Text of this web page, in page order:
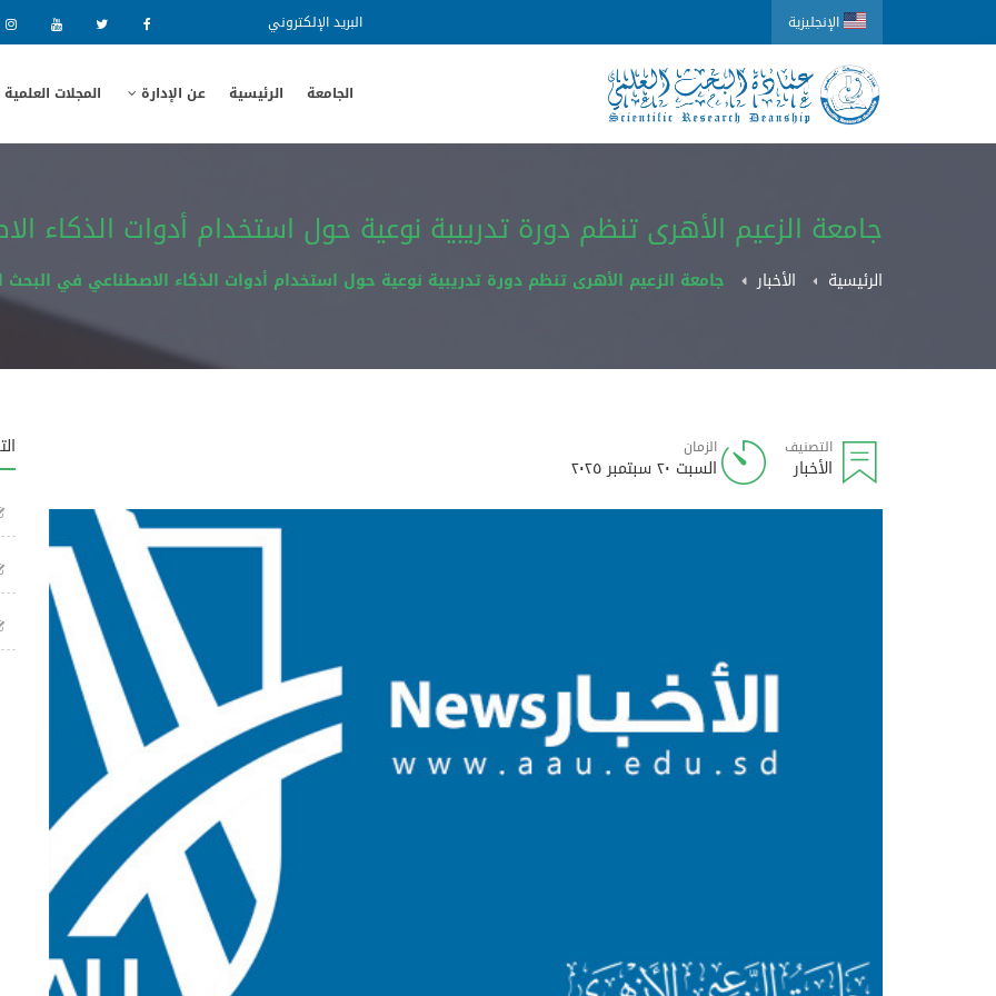
الإنجليزية البريد الإلكتروني
الجامعة الرئيسية عن الإدارة المجلات العلمية
جامعة الزعيم الأهرى تنظم دورة تدريبية نوعية حول استخدام أدوات الذكاء
الرئيسية الأخبار جامعة الزعيم الأهرى تنظم دورة تدريبية نوعية حول استخدام أدوات الذكاء الاصطناعي في البحث
التصنيف
الأخبار
الزمان
السبت ٢٠ سبتمبر ٢٠٢٥